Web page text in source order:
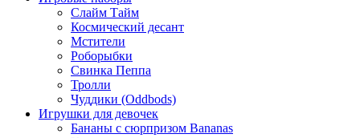
Слайм Тайм
Космический десант
Мстители
Роборыбки
Свинка Пеппа
Тролли
Чуддики (Oddbods)
Игрушки для девочек
Бананы с сюрпризом Bananas